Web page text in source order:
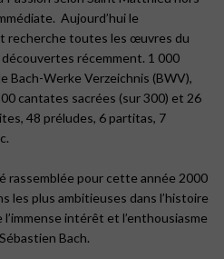
Aujourd’hui le
recherche toutes les œuvres du
récemment. 1 000
Bach-Werke Verzeichnis (BWV),
cantates sacrées (sur 300) et 26
48 préludes, 6 partitas, 7
rassemblée pour cette année 2000
les plus ambitieuses dans l’histoire
l’immense intérêt et l’enthousiasme
Bach.